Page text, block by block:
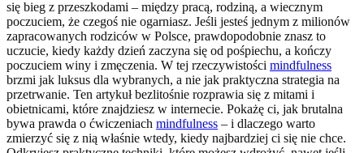
się bieg z przeszkodami – między pracą, rodziną, a wiecznym
poczuciem, że czegoś nie ogarniasz. Jeśli jesteś jednym z milionów
zapracowanych rodziców w Polsce, prawdopodobnie znasz to
uczucie, kiedy każdy dzień zaczyna się od pośpiechu, a kończy
poczuciem winy i zmęczenia. W tej rzeczywistości mindfulness
brzmi jak luksus dla wybranych, a nie jak praktyczna strategia na
przetrwanie. Ten artykuł bezlitośnie rozprawia się z mitami i
obietnicami, które znajdziesz w internecie. Pokażę ci, jak brutalna
bywa prawda o ćwiczeniach mindfulness – i dlaczego warto
zmierzyć się z nią właśnie wtedy, kiedy najbardziej ci się nie chce.